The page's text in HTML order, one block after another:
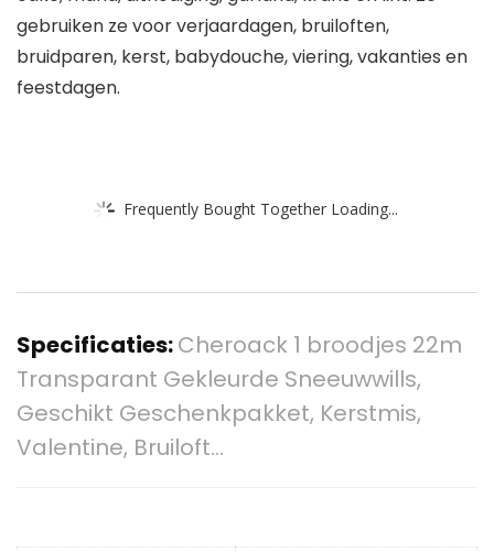
gebruiken ze voor verjaardagen, bruiloften,
bruidparen, kerst, babydouche, viering, vakanties en
feestdagen.
Frequently Bought Together Loading...
Specificaties:Cheroack 1 broodjes 22m
Transparant Gekleurde Sneeuwwills,
Geschikt Geschenkpakket, Kerstmis,
Valentine, Bruiloft…